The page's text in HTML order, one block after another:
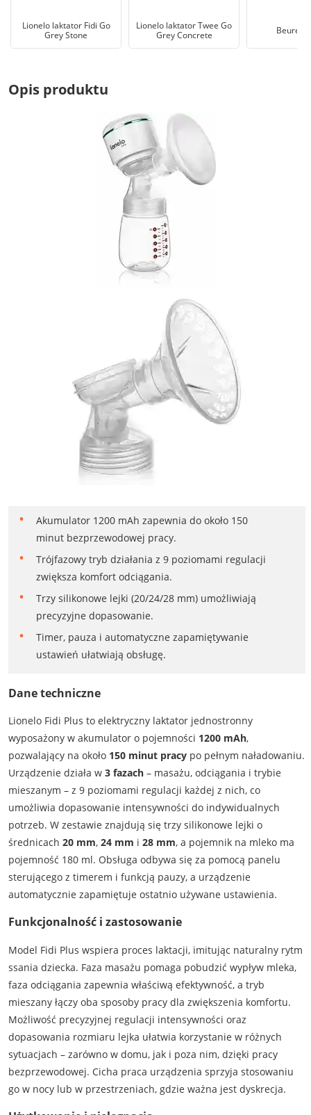
Lionelo laktator Fidi Go
Grey Stone
Lionelo laktator Twee Go
Grey Concrete
Beurer
Opis produktu
Akumulator 1200 mAh zapewnia do około 150
minut bezprzewodowej pracy.
Trójfazowy tryb działania z 9 poziomami regulacji
zwiększa komfort odciągania.
Trzy silikonowe lejki (20/24/28 mm) umożliwiają
precyzyjne dopasowanie.
Timer, pauza i automatyczne zapamiętywanie
ustawień ułatwiają obsługę.
Dane techniczne
Lionelo Fidi Plus to elektryczny laktator jednostronny
wyposażony w akumulator o pojemności 1200 mAh,
pozwalający na około 150 minut pracypo pełnym naładowaniu.
Urządzenie działa w 3 fazach– masażu, odciągania i trybie
mieszanym – z 9 poziomami regulacji każdej z nich, co
umożliwia dopasowanie intensywności do indywidualnych
potrzeb. W zestawie znajdują się trzy silikonowe lejki o
średnicach 20 mm, 24 mm i 28 mm, a pojemnik na mleko ma
pojemność 180 ml. Obsługa odbywa się za pomocą panelu
sterującego z timerem i funkcją pauzy, a urządzenie
automatycznie zapamiętuje ostatnio używane ustawienia.
Funkcjonalność i zastosowanie
Model Fidi Plus wspiera proces laktacji, imitując naturalny rytm
ssania dziecka. Faza masażu pomaga pobudzić wypływ mleka,
faza odciągania zapewnia właściwą efektywność, a tryb
mieszany łączy oba sposoby pracy dla zwiększenia komfortu.
Możliwość precyzyjnej regulacji intensywności oraz
dopasowania rozmiaru lejka ułatwia korzystanie w różnych
sytuacjach – zarówno w domu, jak i poza nim, dzięki pracy
bezprzewodowej. Cicha praca urządzenia sprzyja stosowaniu
go w nocy lub w przestrzeniach, gdzie ważna jest dyskrecja.